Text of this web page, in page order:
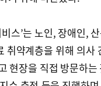
스’는 노인, 장애인,
취약계층을 위해 의사
현장을 직접 방문하